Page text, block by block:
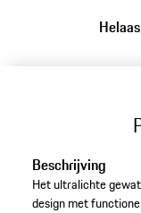
Beschrijving
Het ultralichte
design met